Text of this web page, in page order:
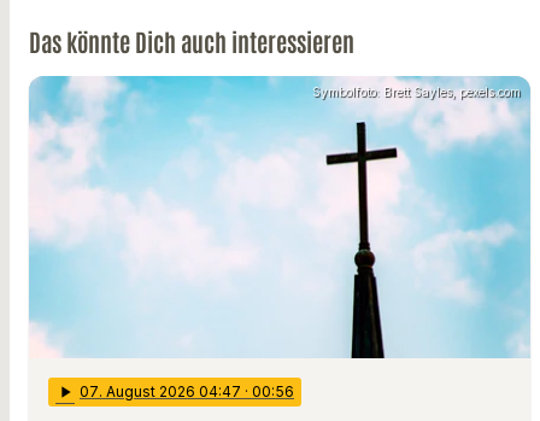
Das könnte Dich auch interessieren
Symbolfoto: Brett Sayles, pexels.com
play_arrow 07. August 2026 04:47 · 00:56